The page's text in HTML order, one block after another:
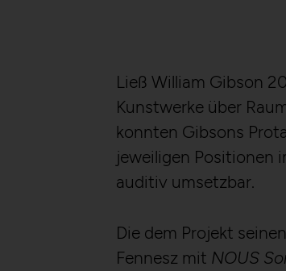
Ließ William Gibson
Kunstwerke über
konnten Gibsons
jeweiligen Positionen
auditiv umsetzbar.
Die dem Projekt
Fennesz mit NOUS